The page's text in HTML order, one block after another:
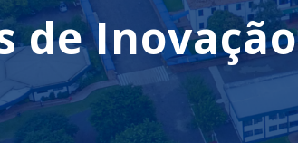
de Inovação